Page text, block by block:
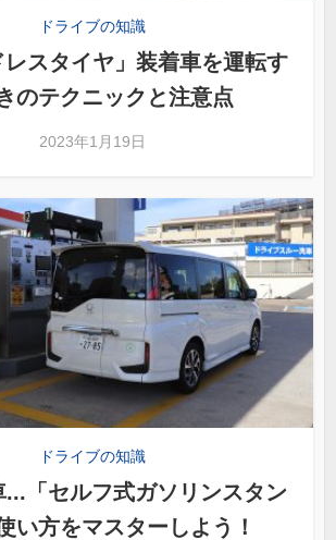
ドライブの知識
レスタイヤ」装着車を運転す
のテクニックと注意点
2023年1月19日
ドライブの知識
...「セルフ式ガソリンスタン
い方をマスターしよう！